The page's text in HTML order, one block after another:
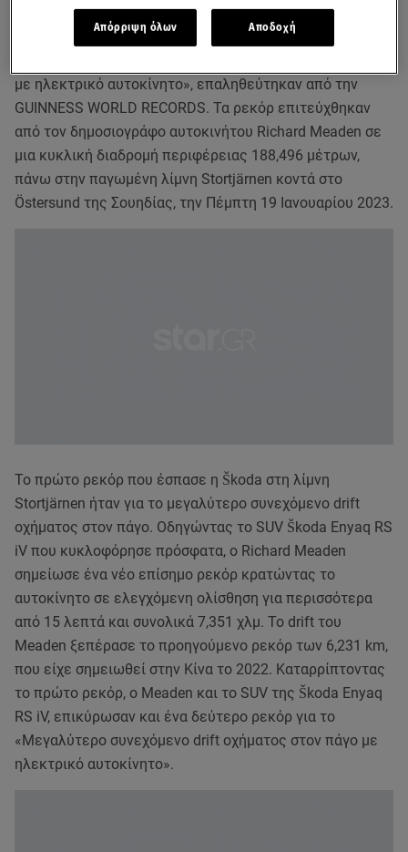
ηλεκτρικό σπορ μοντέλο της μάρκας. Τα ρεκόρ για το
«Μεγαλύτερο συνεχόμενο drift οχήματος στον πάγο» και
με ηλεκτρικό αυτοκίνητο», επαληθεύτηκαν από την
GUINNESS WORLD RECORDS. Τα ρεκόρ επιτεύχθηκαν
από τον δημοσιογράφο αυτοκινήτου Richard Meaden σε
μια κυκλική διαδρομή περιφέρειας 188,496 μέτρων,
πάνω στην παγωμένη λίμνη Stortjärnen κοντά στο
Östersund της Σουηδίας, την Πέμπτη 19 Ιανουαρίου 2023.
Το πρώτο ρεκόρ που έσπασε η Škoda στη λίμνη
Stortjärnen ήταν για το μεγαλύτερο συνεχόμενο drift
οχήματος στον πάγο. Οδηγώντας το SUV Škoda Enyaq RS
iV που κυκλοφόρησε πρόσφατα, ο Richard Meaden
σημείωσε ένα νέο επίσημο ρεκόρ κρατώντας το
αυτοκίνητο σε ελεγχόμενη ολίσθηση για περισσότερα
από 15 λεπτά και συνολικά 7,351 χλμ. Το drift του
Meaden ξεπέρασε το προηγούμενο ρεκόρ των 6,231 km,
που είχε σημειωθεί στην Κίνα το 2022. Καταρρίπτοντας
το πρώτο ρεκόρ, ο Meaden και το SUV της Škoda Enyaq
RS iV, επικύρωσαν και ένα δεύτερο ρεκόρ για το
«Μεγαλύτερο συνεχόμενο drift οχήματος στον πάγο με
ηλεκτρικό αυτοκίνητο».
Απόρριψη όλων Αποδοχή